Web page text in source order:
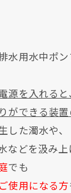
水用水中ポン
源を入れると
できる装置
した濁水や、
どを汲み上
でも
使用になる方